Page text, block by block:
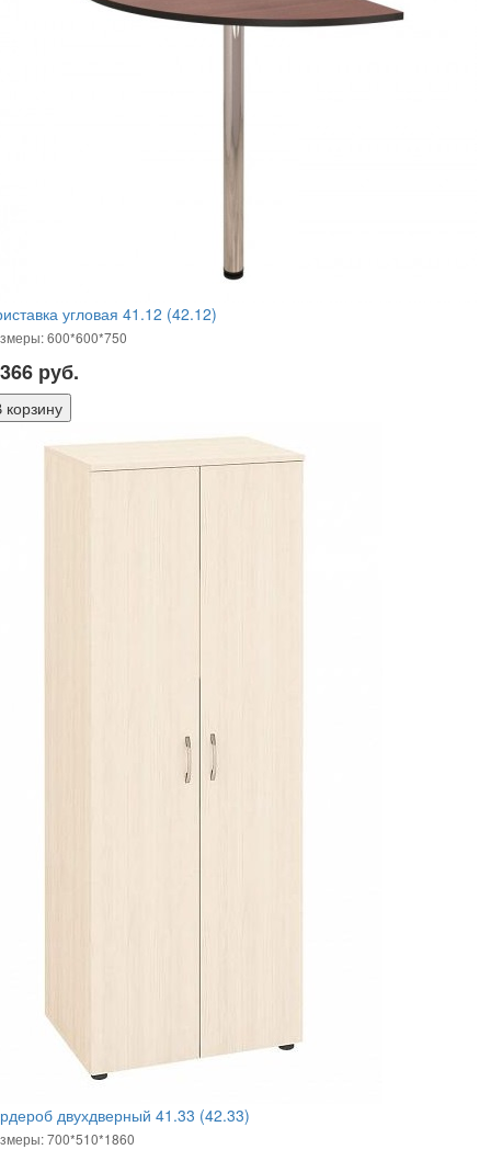
угловая 41.12 (42.12)
600*600*750
руб.
двухдверный 41.33 (42.33)
700*510*1860